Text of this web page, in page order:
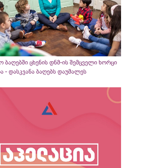
ბაღებში ცხენის დნმ-ის შემცველი ხორცი
- დასკვანა ბაღებს დაუმალეს